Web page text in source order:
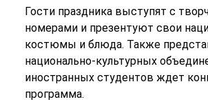
Гости праздника выступят с
номерами и презентуют свои
костюмы и блюда. Также
национально-культурных
иностранных студентов ждет
программа.